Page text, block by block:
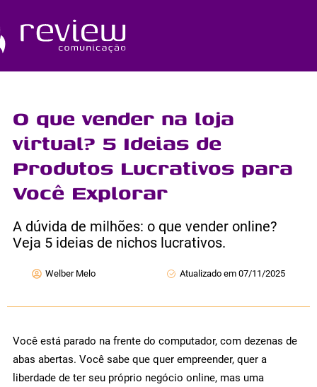
o
conteúdo
O que vender na loja
virtual? 5 Ideias de
Produtos Lucrativos para
Você Explorar
A dúvida de milhões: o que vender online?
Veja 5 ideias de nichos lucrativos.
Welber Melo Atualizado em 07/11/2025
Você está parado na frente do computador, com dezenas de
abas abertas. Você sabe que quer empreender, quer a
liberdade de ter seu próprio negócio online, mas uma